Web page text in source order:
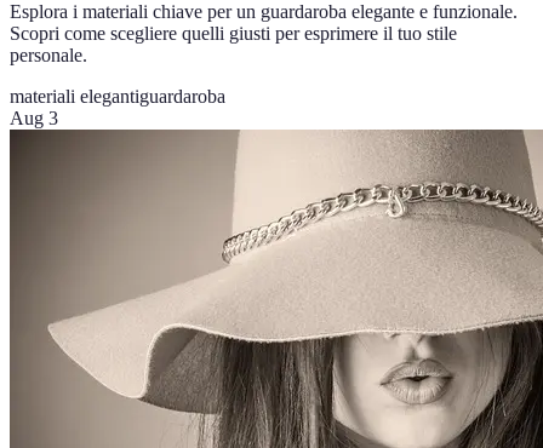
Esplora i materiali chiave per un guardaroba elegante e funzionale.
Scopri come scegliere quelli giusti per esprimere il tuo stile
personale.
materiali elegantiguardaroba
Aug 3